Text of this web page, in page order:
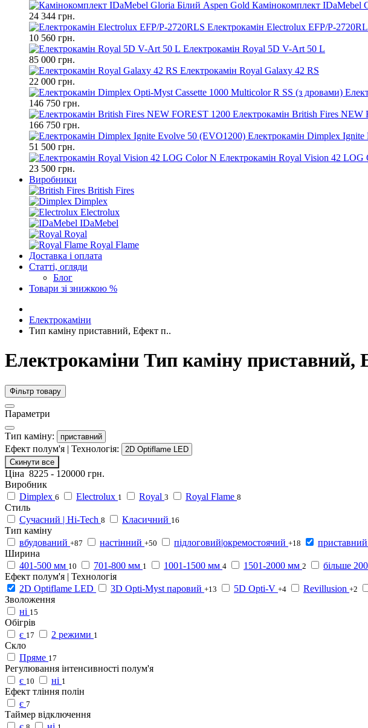
Камінокомплект IDaMebel
24 344 грн.
Електрокамін Electrolux EFP/P-
10 560 грн.
Електрокамін Royal 5D V-Art 50 L
85 000 грн.
Електрокамін Royal Galaxy 42 RS
22 000 грн.
146 750 грн.
Електрокамін British Fires NEW
166 750 грн.
Електрокамін Dimplex
51 500 грн.
Електрокамін Royal Vision 42 LOG
23 500 грн.
Виробники
British Fires
Dimplex
Electrolux
IDaMebel
Royal
Royal Flame
Доставка і оплата
Статті, огляди
Блог
Товари зі знижкою %
Електрокаміни
Тип каміну приставний, Ефект п..
Електрокаміни Тип каміну
Фільтр товару
Параметри
Тип каміну: приставний
Ефект полум'я | Технологія:
2D Optiflame LED
Скинути все
Ціна 8225 - 120000 грн.
Виробник
Dimplex 6 Electrolux 1 Royal 3 Royal Flame 8
Стиль
Сучасний | Hi-Tech 8 Класичний 16
Тип каміну
вбудований +87 настінний +50 підлоговий|окремостоячий +18 приставний
Ширина
401-500 мм 10 701-800 мм 1 1001-1500 мм 4 1501-2000 мм 2 більше
Ефект полум'я | Технологія
2D Optiflame LED
3D Opti-Myst паровий +13 5D Opti-V +4 Revillusion +2
Зволоження
ні 15
Обігрів
є 17 2 режими 1
Скло
Пряме 17
Регулювання інтенсивності полум'я
є 10 ні 1
Ефект тління полін
є 7
Таймер відключення